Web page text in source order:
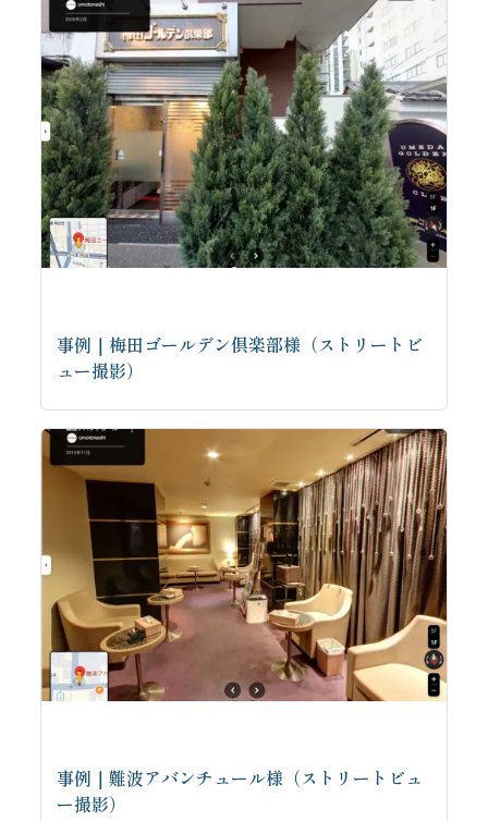
事例｜梅田ゴールデン倶楽部様（ストリートビ
ュー撮影）
事例｜難波アバンチュール様（ストリートビュ
ー撮影）